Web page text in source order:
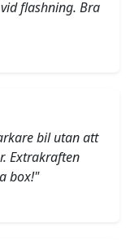
flashning. Bra
bil utan att
Extrakraften
box!"